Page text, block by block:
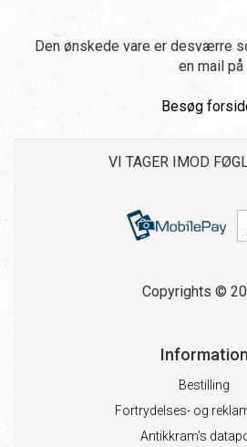
Den ønskede vare er desværre
en mail på
Besøg
VI TAGER IMOD
Copyrights ©
Information
Bestilling
Fortrydelses- og
Antikkram’s